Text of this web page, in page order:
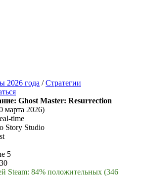
2026 года /Стратегии
Ghost Master: Resurrection
марта 2026)
time
Story Studio
5
Steam: 84% положительных (346